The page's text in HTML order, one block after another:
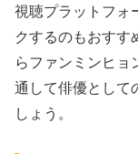
視聴プラットフォ
クするのもおすす
らファンミンヒョ
通して俳優として
しょう。